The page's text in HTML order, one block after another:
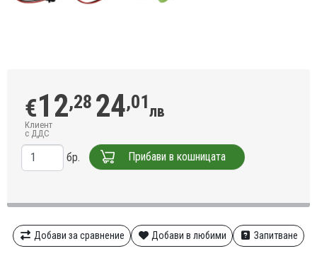
€12,28 24,01лв
Клиент
с ДДС
бр. Прибави в кошницата
Добави за сравнение Добави в любими Запитване